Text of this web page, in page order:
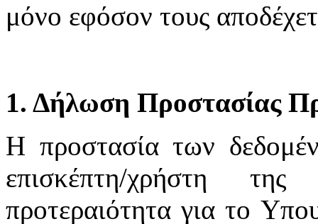
μόνο εφόσον τους
1. Δήλωση Προστασίας
H προστασία των
επισκέπτη/χρήστη
προτεραιότητα για το